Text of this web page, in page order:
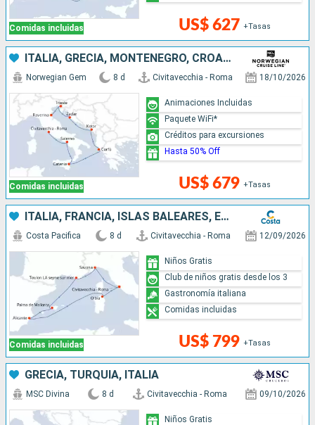
Comidas incluidas US$ 627 +Tasas
ITALIA, GRECIA, MONTENEGRO, CROACIA
Comidas incluidas
Norwegian Gem 8 d Civitavecchia - Roma 18/10/2026
US$ 679 +Tasas
Animaciones Incluidas
Paquete WiFi*
Créditos para excursiones
Hasta 50% Off
ITALIA, FRANCIA, ISLAS BALEARES, ESPAÑA
Comidas incluidas
Costa Pacifica 8 d Civitavecchia - Roma 12/09/2026
US$ 799 +Tasas
Niños Gratis
Club de niños gratis desde los 3
Gastronomía italiana
Comidas incluidas
GRECIA, TURQUÍA, ITALIA
MSC Divina 8 d Civitavecchia - Roma 09/10/2026
Niños Gratis